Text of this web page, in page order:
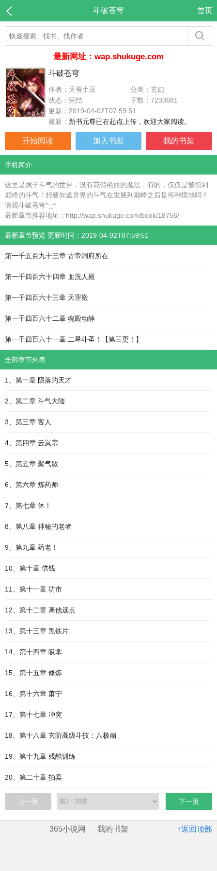
斗破苍穹 首页
最新网址：wap.shukuge.com
斗破苍穹
作者：天蚕土豆
分类：玄幻
状态：完结
字数：7233681
更新：2019-04-02T07:59:51
最新： 新书元尊已在起点上传，欢迎大家阅读。
开始阅读 加入书架 我的书架
手机简介
这里是属于斗气的世界，没有花俏艳丽的魔法，有的，仅仅是繁衍到
巅峰的斗气！想要知道异界的斗气在发展到巅峰之后是何种境地吗？
请观斗破苍穹^_^
最新章节推荐地址：http://wap.shukuge.com/book/18756/
最新章节预览 更新时间：2019-04-02T07:59:51
第一千五百九十三章 古帝洞府所在
第一千四百六十四章 血洗人殿
第一千四百六十三章 天罡殿
第一千四百六十二章 魂殿动静
第一千四百六十一章 二星斗圣！【第三更！】
全部章节列表
1、第一章 陨落的天才
2、第二章 斗气大陆
3、第三章 客人
4、第四章 云岚宗
5、第五章 聚气散
6、第六章 炼药师
7、第七章 休！
8、第八章 神秘的老者
9、第九章 药老！
10、第十章 借钱
11、第十一章 坊市
12、第十二章 离他远点
13、第十三章 黑铁片
14、第十四章 吸掌
15、第十五章 修炼
16、第十六章 萧宁
17、第十七章 冲突
18、第十八章 玄阶高级斗技：八极崩
19、第十九章 残酷训练
20、第二十章 拍卖
上一页 下一页
↑返回顶部
365小说网 我的书架